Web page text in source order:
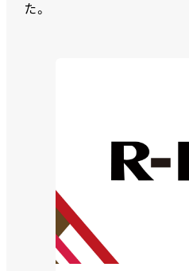
た。